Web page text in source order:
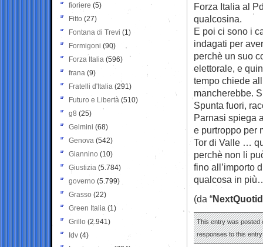
Forza Italia al
qualcosina.
E poi ci sono i
indagati per
perchè un suo
elettorale, e
tempo chiede
mancherebbe.
Spunta fuori,
Parnasi spiega
e purtroppo per
Tor di Valle …
perchè non li
fino all’importo
qualcosa in
(da “
This entry was posted
responses to this
fioriere (5)
Fitto (27)
Fontana di Trevi (1)
Formigoni (90)
Forza Italia (596)
frana (9)
Fratelli d'Italia (291)
Futuro e Libertà (510)
g8 (25)
Gelmini (68)
Genova (542)
Giannino (10)
Giustizia (5.784)
governo (5.799)
Grasso (22)
Green Italia (1)
Grillo (2.941)
Idv (4)